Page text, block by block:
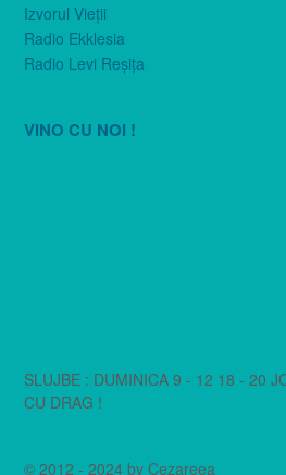
Izvorul Vieţii
Radio Ekklesia
Radio Levi Reşiţa
VINO CU NOI !
SLUJBE : DUMINICA 9 - 12 18 - 20
CU DRAG !
© 2012 - 2024 by Cezareea